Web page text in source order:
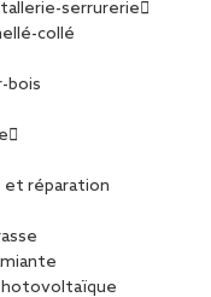
serrurerie
collé
bois
et réparation